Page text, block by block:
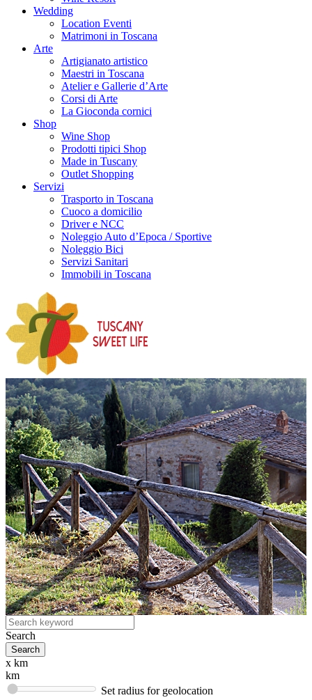
Wedding
Location Eventi
Matrimoni in Toscana
Arte
Artigianato artistico
Maestri in Toscana
Atelier e Gallerie d’Arte
Corsi di Arte
La Gioconda cornici
Shop
Wine Shop
Prodotti tipici Shop
Made in Tuscany
Outlet Shopping
Servizi
Trasporto in Toscana
Cuoco a domicilio
Driver e NCC
Noleggio Auto d’Epoca / Sportive
Noleggio Bici
Servizi Sanitari
Immobili in Toscana
Search
x km
km
Set radius for geolocation